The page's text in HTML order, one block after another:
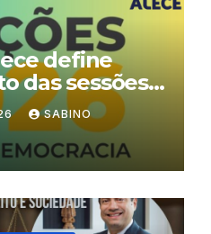
define
das sessões
eleitoral
SABINO